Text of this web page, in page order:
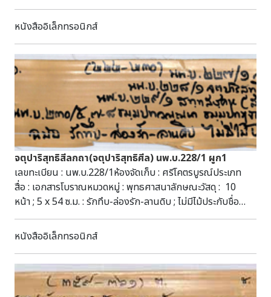
หนังสืออิเล็กทรอนิกส์
จตุปาริสุทธิสีลกถา(จตุปาริสุทธิศีล) นพ.บ.228/1 ผูก1
เลขทะเบียน : นพ.บ.228/1ห้องจัดเก็บ : ศรีโคตรบูรณ์ประเภท
สื่อ : เอกสารโบราณหมวดหมู่ : พุทธศาสนาลักษณะวัสดุ : 10
หน้า ; 5 x 54 ซ.ม. : รักทึบ-ล่องรัก-ลานดิบ ; ไม่มีไม้ประกับชื่อ
ชุด : มัดที่ 112 (170-179) ผูก 1 (2565)หัวเรื่อง : จตุปาริสุทธิสีล
กถา(จตุปาริสุทธิศีล) --เอกสารโบราณ คัมภีร์ใบลาน
เนื้อหาเกี่ยวกับพุทธศาสนา สามารถสืบค้นได้ที่ห้องศรีโคตรบูรณ์
หอสมุดแห่งชาติเฉลิมพระเกียรติ สมเด็จพระนางเจ้าสิริกิติ์
พระบรมราชินีนาถ นครพนม
หนังสืออิเล็กทรอนิกส์